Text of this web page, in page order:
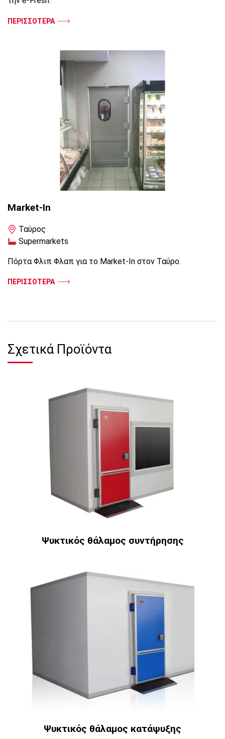
ΠΕΡΙΣΣΟΤΕΡΑ
Market-In
Ταύρος
Supermarkets
Πόρτα Φλιπ Φλαπ για το Market-In στον Ταύρο.
ΠΕΡΙΣΣΟΤΕΡΑ
Σχετικά Προϊόντα
Ψυκτικός θάλαμος συντήρησης
Ψυκτικός θάλαμος κατάψυξης